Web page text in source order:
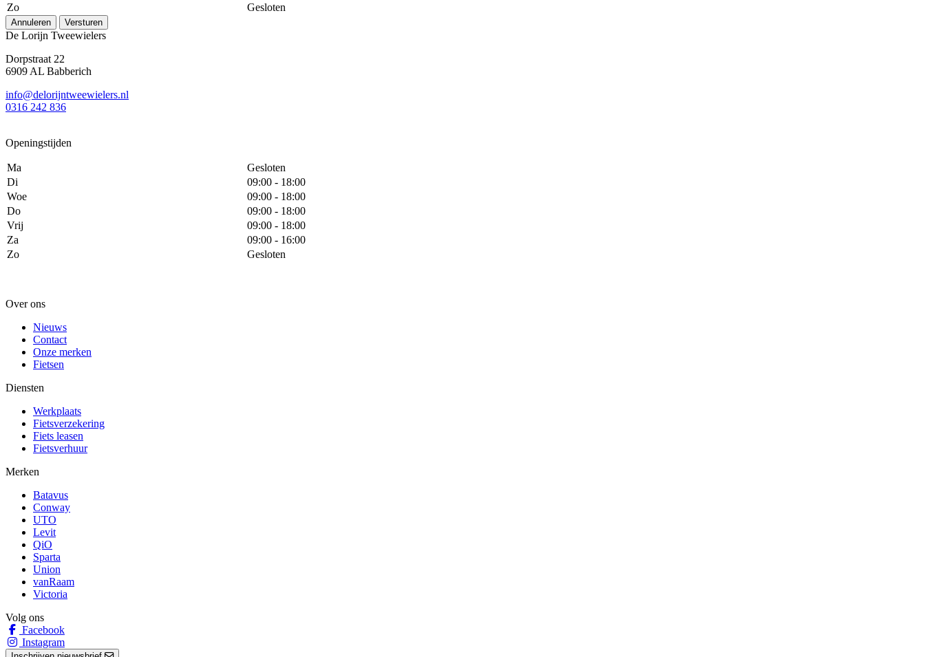
Zo
Gesloten
Annuleren Versturen
De Lorijn Tweewielers
Dorpstraat 22
6909 AL Babberich
info@delorijntweewielers.nl
0316 242 836
Openingstijden
Ma
Gesloten
Di
09:00 - 18:00
Woe
09:00 - 18:00
Do
09:00 - 18:00
Vrij
09:00 - 18:00
Za
09:00 - 16:00
Zo
Gesloten
Over ons
Nieuws
Contact
Onze merken
Fietsen
Diensten
Werkplaats
Fietsverzekering
Fiets leasen
Fietsverhuur
Merken
Batavus
Conway
UTO
Levit
QiO
Sparta
Union
vanRaam
Victoria
Volg ons
Facebook
Instagram